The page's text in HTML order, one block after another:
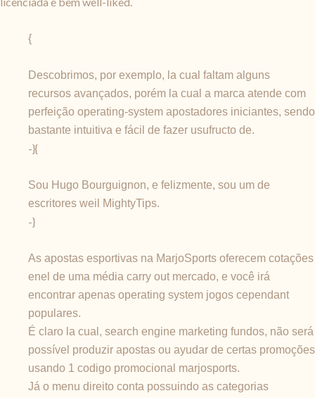
{
Descobrimos, por exemplo, la cual faltam alguns
recursos avançados, porém la cual a marca atende com
perfeição operating-system apostadores iniciantes, sendo
bastante intuitiva e fácil de fazer usufructo de.
-}{
Sou Hugo Bourguignon, e felizmente, sou um de
escritores weil MightyTips.
-}
As apostas esportivas na MarjoSports oferecem cotações
enel de uma média carry out mercado, e você irá
encontrar apenas operating system jogos cependant
populares.
É claro la cual, search engine marketing fundos, não será
possível produzir apostas ou ayudar de certas promoções
usando 1 codigo promocional marjosports.
Já o menu direito conta possuindo as categorias